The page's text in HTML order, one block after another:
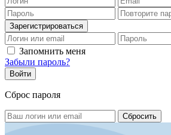
Запомнить меня
Забыли пароль?
Сброс пароля